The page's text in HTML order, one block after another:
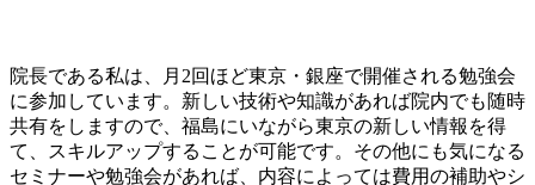
院長である私は、月2回ほど東京・銀座で開催される勉強会
に参加しています。新しい技術や知識があれば院内でも随時
共有をしますので、福島にいながら東京の新しい情報を得
て、スキルアップすることが可能です。その他にも気になる
セミナーや勉強会があれば、内容によっては費用の補助やシ